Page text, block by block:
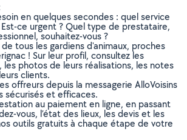
en quelques secondes : quel service
ce urgent ? Quel type de prestataire,
souhaitez-vous ?
tous les gardiens d'animaux, proches
! Sur leur profil, consultez les
les photos de leurs réalisations, les notes
clients.
offreurs depuis la messagerie AlloVoisins
sécurisés et efficaces.
au paiement en ligne, en passant
vous, l’état des lieux, les devis et les
outils gratuits à chaque étape de votre